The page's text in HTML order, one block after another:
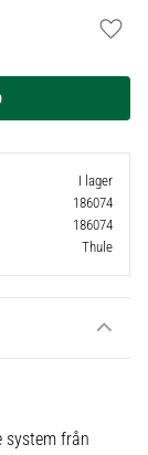
I lager
186074
186074
Thule
system från